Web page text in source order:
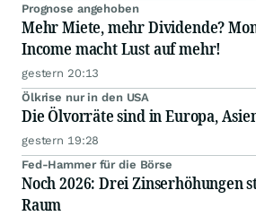
Prognose angehoben
Mehr Miete, mehr Dividende?
Income macht Lust auf mehr!
gestern 20:13
Ölkrise nur in den USA
Die Ölvorräte sind in Europa,
gestern 19:28
Fed-Hammer für die Börse
Noch 2026: Drei Zinserhöhungen
Raum